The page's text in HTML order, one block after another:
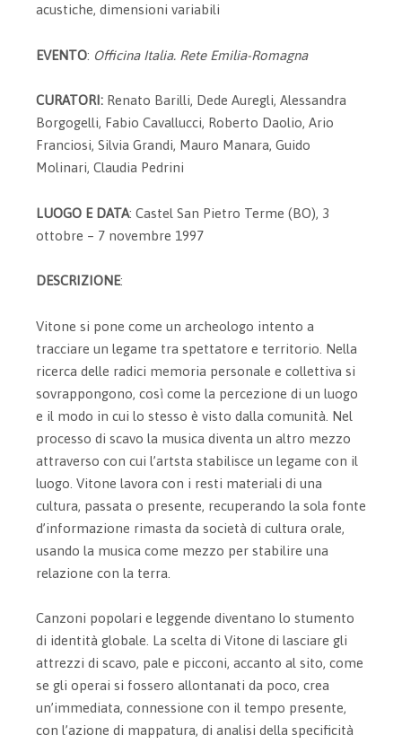
acustiche, dimensioni variabili
EVENTO: Officina Italia. Rete Emilia-Romagna
CURATORI: Renato Barilli, Dede Auregli, Alessandra
Borgogelli, Fabio Cavallucci, Roberto Daolio, Ario
Franciosi, Silvia Grandi, Mauro Manara, Guido
Molinari, Claudia Pedrini
LUOGO E DATA: Castel San Pietro Terme (BO), 3
ottobre – 7 novembre 1997
DESCRIZIONE:
Vitone si pone come un archeologo intento a
tracciare un legame tra spettatore e territorio. Nella
ricerca delle radici memoria personale e collettiva si
sovrappongono, così come la percezione di un luogo
e il modo in cui lo stesso è visto dalla comunità. Nel
processo di scavo la musica diventa un altro mezzo
attraverso con cui l’artsta stabilisce un legame con il
luogo. Vitone lavora con i resti materiali di una
cultura, passata o presente, recuperando la sola fonte
d’informazione rimasta da società di cultura orale,
usando la musica come mezzo per stabilire una
relazione con la terra.
Canzoni popolari e leggende diventano lo stumento
di identità globale. La scelta di Vitone di lasciare gli
attrezzi di scavo, pale e picconi, accanto al sito, come
se gli operai si fossero allontanati da poco, crea
un’immediata, connessione con il tempo presente,
con l’azione di mappatura, di analisi della specificità